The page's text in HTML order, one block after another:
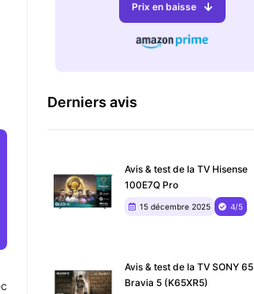
Prix en baisse
Derniers avis
Avis & test de la TV Hisense
100E7Q Pro
15 décembre 2025 4/5
Avis & test de la TV SONY 65
Bravia 5 (K65XR5)